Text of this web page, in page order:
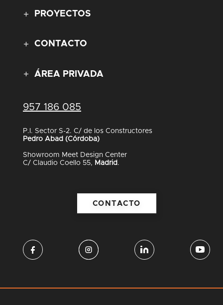
PROYECTOS
CONTACTO
ÁREA PRIVADA
957 186 085
P.I. Sector S-2. C/ de los Constructores
Pedro Abad (Córdoba)
Showroom Meet Design Center
C/ Claudio Coello 55, Madrid .
CONTACTO